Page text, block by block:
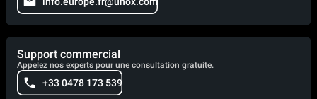
Support commercial
Appelez nos experts pour une consultation gratuite.
+33 0478 173 539